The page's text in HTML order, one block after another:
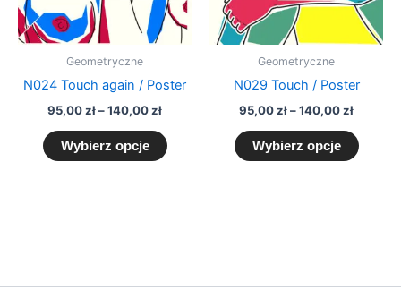
Geometryczne
N024 Touch again / Poster
95,00zł–140,00zł
Wybierz opcje
można
wybrać
produktu
Geometryczne
N029 Touch / Poster
95,00zł–140,00zł
Wybierz opcje
można